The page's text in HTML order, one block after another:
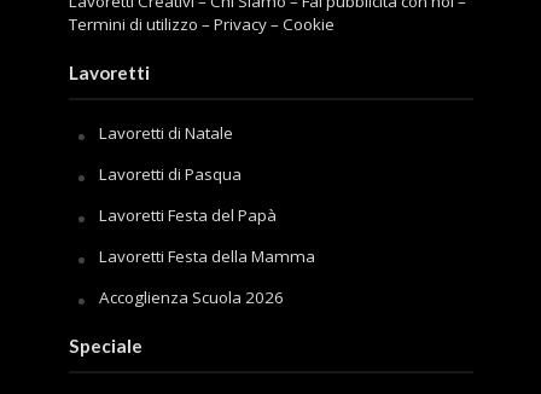
Termini di utilizzo –Privacy–Cookie
Lavoretti
Lavoretti di Natale
Lavoretti di Pasqua
Lavoretti Festa del Papà
Lavoretti Festa della Mamma
Accoglienza Scuola 2026
Speciale